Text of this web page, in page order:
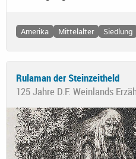
Amerika Mittelalter Siedlung
Rulaman der Steinzeitheld
125 Jahre D.F. Weinlands